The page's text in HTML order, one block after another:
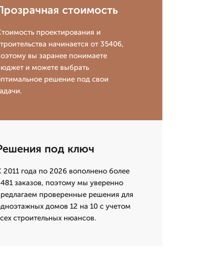
стоимость
проектирования и
начинается от 35406,
вы заранее понимаете
и можете выбрать
решение под свои
под ключ
2011 года по 2026 вополнено более
заказов, поэтому мы уверенно
проверенные решения для
домов 12 на 10 с учетом
строительных нюансов.